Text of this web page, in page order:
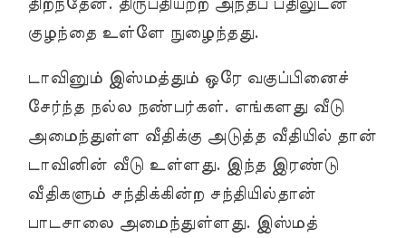
திறந்தேன். திருப்தியற்ற அந்தப் பதிலுடன்
குழந்தை உள்ளே நுழைந்தது.
டாவினும் இஸ்மத்தும் ஒரே வகுப்பினைச்
சேர்ந்த நல்ல நண்பர்கள். எங்களது வீடு
அமைந்துள்ள வீதிக்கு அடுத்த வீதியில் தான்
டாவினின் வீடு உள்ளது. இந்த இரண்டு
வீதிகளும் சந்திக்கின்ற சந்தியில்தான்
பாடசாலை அமைந்துள்ளது. இஸ்மத்